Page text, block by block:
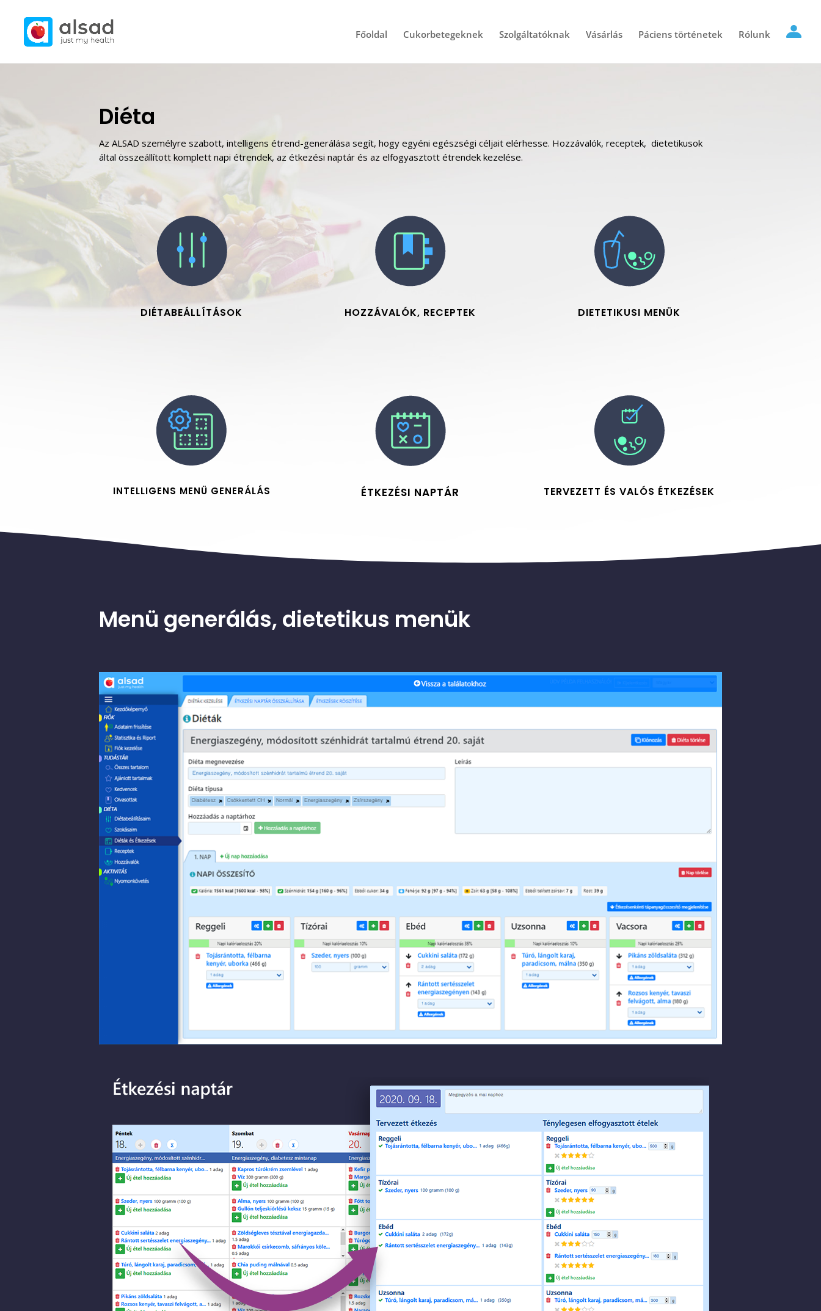
Főoldal Cukorbetegeknek Szolgáltatóknak Vásárlás Páciens történetek Rólunk
Diéta
Az ALSAD személyre szabott, intelligens étrend-generálása segít, hogy egyéni egészségi céljait elérhesse. Hozzávalók, receptek, dietetikusok
által összeállított komplett napi étrendek, az étkezési naptár és az elfogyasztott étrendek kezelése.
DIÉTABEÁLLÍTÁSOK HOZZÁVALÓK, RECEPTEK DIETETIKUSI MENÜK
INTELLIGENS MENÜ GENERÁLÁS ÉTKEZÉSI NAPTÁR TERVEZETT ÉS VALÓS ÉTKEZÉSEK
Menü generálás, dietetikus menük